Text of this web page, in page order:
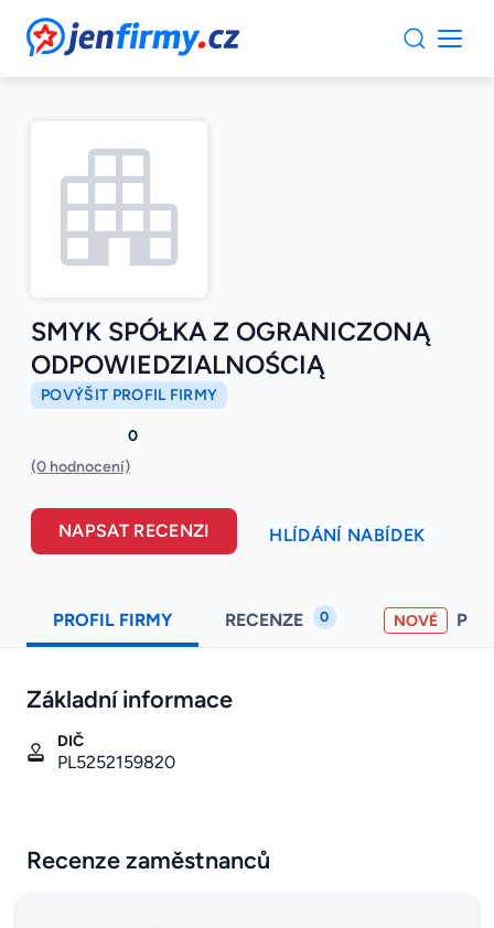
JenFirmy.cz
SMYK SPÓŁKA Z OGRANICZONĄ
ODPOWIEDZIALNOŚCIĄ
POVÝŠIT PROFIL FIRMY
0
(0 hodnocení)
NAPSAT RECENZI HLÍDÁNÍ NABÍDEK
PROFIL FIRMY RECENZE 0 NOVÉ
Základní informace
DIČ
PL5252159820
Recenze zaměstnanců